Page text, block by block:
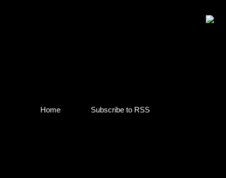
Home Subscribe to RSS